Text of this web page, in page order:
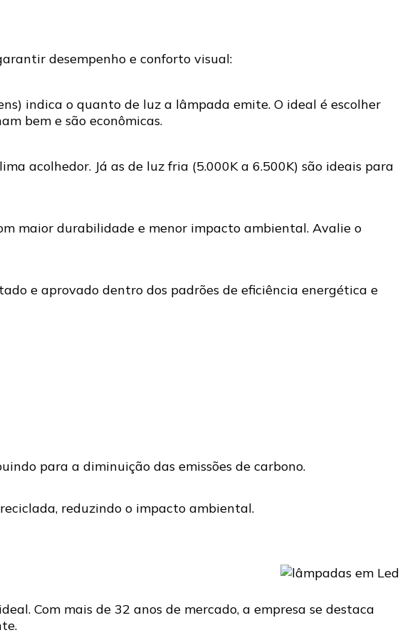
desempenho e conforto visual:
indica o quanto de luz a lâmpada emite. O ideal é escolher
bem e são econômicas.
acolhedor. Já as de luz fria (5.000K a 6.500K) são ideais para
maior durabilidade e menor impacto ambiental. Avalie o
e aprovado dentro dos padrões de eficiência energética e
para a diminuição das emissões de carbono.
reduzindo o impacto ambiental.
Com mais de 32 anos de mercado, a empresa se destaca